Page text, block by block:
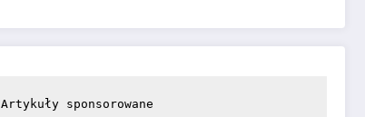
Artykuły sponsorowane